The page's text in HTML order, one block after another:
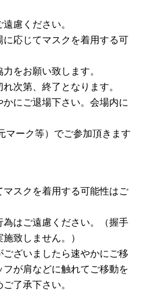
慮ください。
応じてマスクを着用する可
をお願い致します。
次第、終了となります。
かにご退場下さい。会場内に
マーク等）でご参加頂きます
マスクを着用する可能性はご
はご遠慮ください。（握手
致しません。）
ございましたら速やかにご移
が肩などに触れてご移動を
了承下さい。